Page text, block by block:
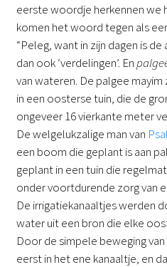
eerste woordje herkennen we
komen het woord tegen als
“Peleg, want in zijn dagen is de
dan ook ‘verdelingen’. En
van wateren. De palgee
in een oosterse tuin, die de
ongeveer 16 vierkante meter
De welgelukzalige man van
een boom die geplant is aan
geplant in een tuin die
onder voortdurende zorg van
De irrigatiekanaaltjes werden
water uit een bron die elke
Door de simpele beweging
eerst in het ene kanaaltje, en